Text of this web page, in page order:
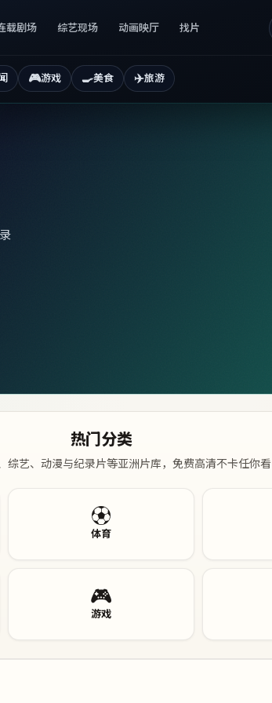
载剧场 综艺现场 动画映厅 找片
🎮游戏 🍳美食 ✈️旅游
热门分类
综艺、动漫与纪录片等亚洲片库，免费高清不卡任你看
⚽
体育
🎮
游戏